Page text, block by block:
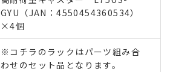
GYU（JAN：4550454360534）
×4個
※コチラのラックはパーツ組み合
わせのセット品となります。